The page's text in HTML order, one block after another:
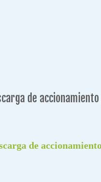
de accionamiento
de